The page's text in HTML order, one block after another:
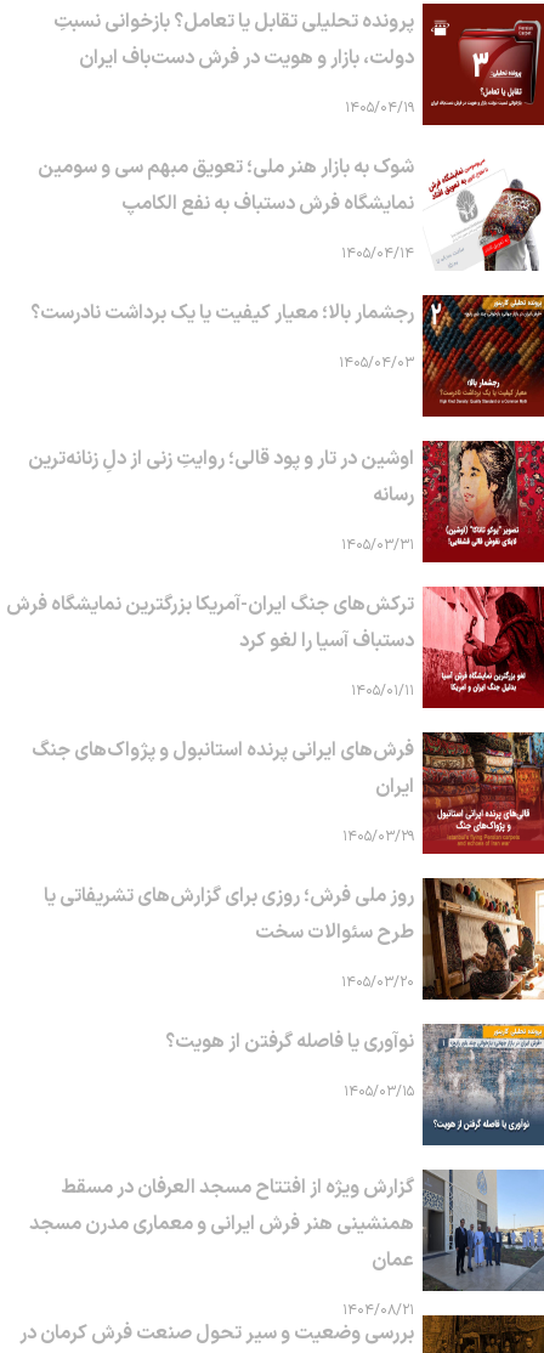
پرونده تحلیلی تقابل یا تعامل؟ بازخوانی نسبتِ
دولت، بازار و هویت در فرش دست‌باف ایران
۱۴۰۵/۰۴/۱۹
شوک به بازار هنر ملی؛ تعویق مبهم سی و سومین
نمایشگاه فرش دستباف به نفع الکامپ
۱۴۰۵/۰۴/۱۴
رجشمار بالا؛ معیار کیفیت یا یک برداشت نادرست؟
۱۴۰۵/۰۴/۰۳
اوشین در تار و پود قالی؛ روایتِ زنی از دلِ زنانه‌ترین
رسانه
۱۴۰۵/۰۳/۳۱
ترکش‌های جنگ ایران-آمریکا بزرگترین نمایشگاه فرش
دستباف آسیا را لغو کرد
۱۴۰۵/۰۱/۱۱
فرش‌های ایرانی پرنده استانبول و پژواک‌های جنگ
ایران
۱۴۰۵/۰۳/۲۹
روز ملی فرش؛ روزی برای گزارش‌های تشریفاتی یا
طرح سئوالات سخت
۱۴۰۵/۰۳/۲۰
نوآوری یا فاصله گرفتن از هویت؟
۱۴۰۵/۰۳/۱۵
گزارش ویژه از افتتاح مسجد العرفان در مسقط
همنشینی هنر فرش ایرانی و معماری مدرن مسجد
عمان
۱۴۰۴/۰۸/۲۱
بررسی وضعیت و سیر تحول صنعت فرش کرمان در